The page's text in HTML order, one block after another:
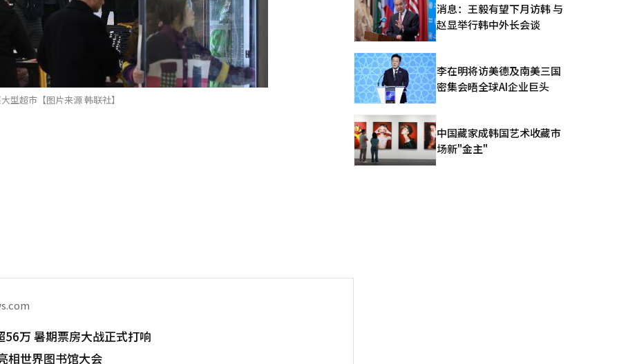
型超市【图片来源 韩联社】
万 暑期票房大战正式打响
相世界图书馆大会
消息：王毅有望下月访韩 与
赵显举行韩中外长会谈
李在明将访美德及南美三国
密集会晤全球AI企业巨头
中国藏家成韩国艺术收藏市
场新"金主"